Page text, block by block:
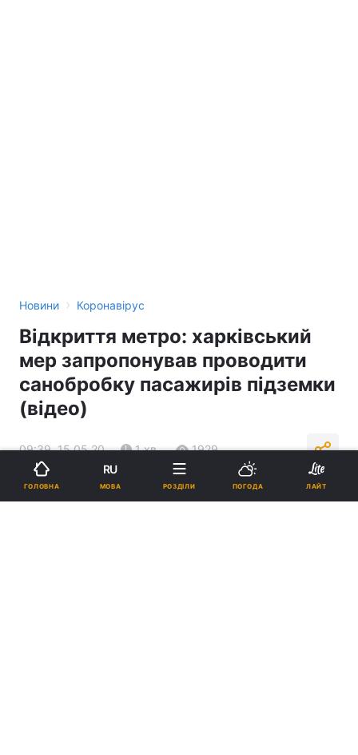
Новини › Коронавірус
Відкриття метро: харківський
мер запропонував проводити
санобробку пасажирів підземки
(відео)
09:39, 15.05.20 1 хв. 1929
Підпишіться на нас в Google
ГОЛОВНА
RU
МОВА РОЗДІЛИ ПОГОДА ЛАЙТ